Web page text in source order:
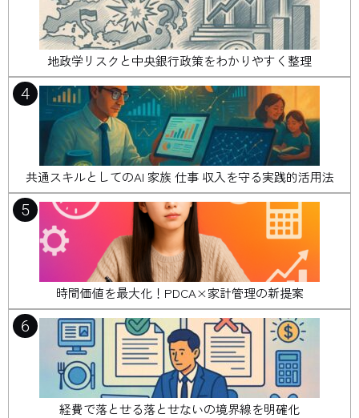
地政学リスクと中央銀行政策をわかりやすく整理
4
共通スキルとしてのAI 家族 仕事 収入を守る実践的活用法
5
時間価値を最大化！PDCA×家計管理の新提案
6
経費で落とせる落とせないの境界線を明確化